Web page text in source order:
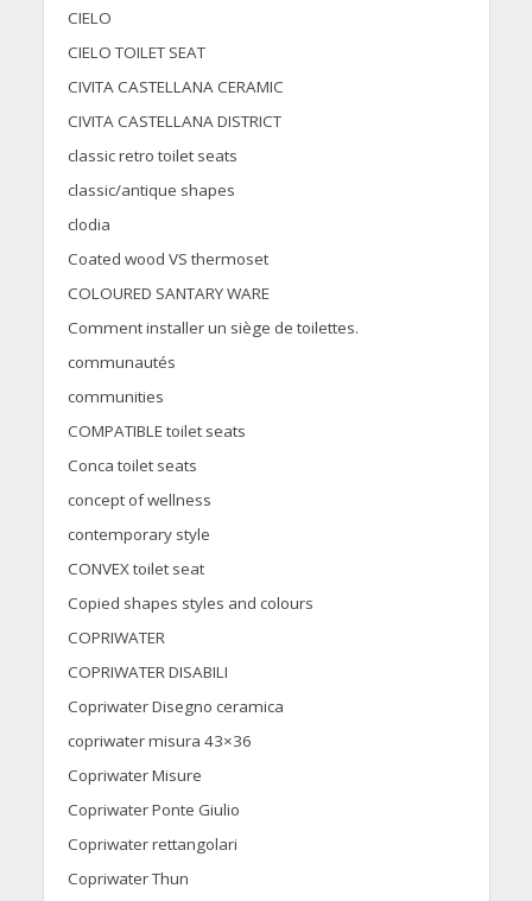
CIELO
CIELO TOILET SEAT
CIVITA CASTELLANA CERAMIC
CIVITA CASTELLANA DISTRICT
classic retro toilet seats
classic/antique shapes
clodia
Coated wood VS thermoset
COLOURED SANTARY WARE
Comment installer un siège de toilettes.
communautés
communities
COMPATIBLE toilet seats
Conca toilet seats
concept of wellness
contemporary style
CONVEX toilet seat
Copied shapes styles and colours
COPRIWATER
COPRIWATER DISABILI
Copriwater Disegno ceramica
copriwater misura 43×36
Copriwater Misure
Copriwater Ponte Giulio
Copriwater rettangolari
Copriwater Thun